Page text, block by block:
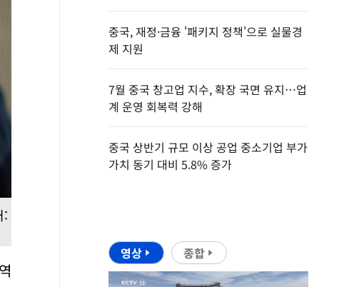
:
중국, 재정·금융 '패키지 정책'으로 실물경
제 지원
7월 중국 창고업 지수, 확장 국면 유지…업
계 운영 회복력 강해
중국 상반기 규모 이상 공업 중소기업 부가
가치 동기 대비 5.8% 증가
영상 종합